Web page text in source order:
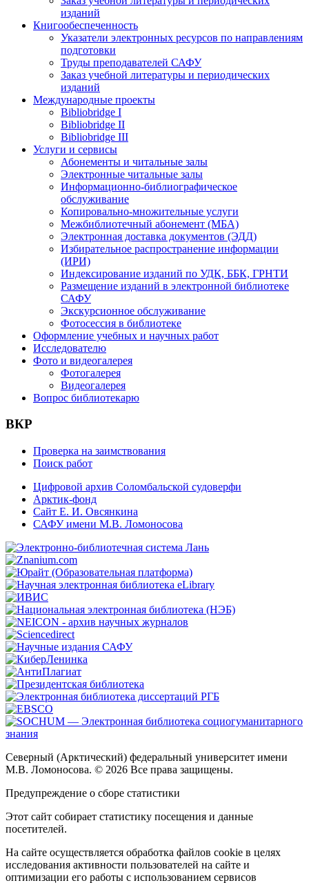
изданий
Книгообеспеченность
Указатели электронных ресурсов по направлениям
подготовки
Труды преподавателей САФУ
Заказ учебной литературы и периодических
изданий
Международные проекты
Bibliobridge I
Bibliobridge II
Bibliobridge III
Услуги и сервисы
Абонементы и читальные залы
Электронные читальные залы
Информационно-библиографическое
обслуживание
Копировально-множительные услуги
Межбиблиотечный абонемент (МБА)
Электронная доставка документов (ЭДД)
Избирательное распространение информации
(ИРИ)
Индексирование изданий по УДК, ББК, ГРНТИ
Размещение изданий в электронной библиотеке
САФУ
Экскурсионное обслуживание
Фотосессия в библиотеке
Оформление учебных и научных работ
Исследователю
Фото и видеогалерея
Фотогалерея
Видеогалерея
Вопрос библиотекарю
ВКР
Проверка на заимствования
Поиск работ
Цифровой архив Соломбальской судоверфи
Арктик-фонд
Сайт Е. И. Овсянкина
САФУ имени М.В. Ломоносова
Северный (Арктический) федеральный университет имени
М.В. Ломоносова. © 2026 Все права защищены.
Предупреждение о сборе статистики
Этот сайт собирает статистику посещения и данные
посетителей.
На сайте осуществляется обработка файлов cookie в целях
исследования активности пользователей на сайте и
оптимизации его работы с использованием сервисов